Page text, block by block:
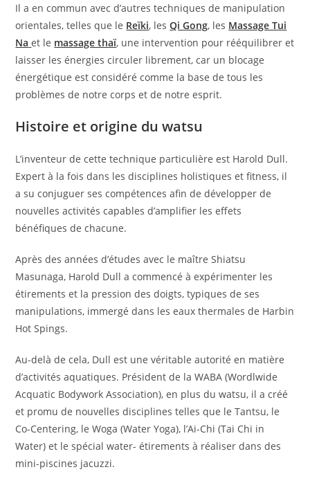
Il a en commun avec d’autres techniques de manipulation
orientales, telles que le Reïki, lesQi Gong, les Massage Tui
Na et le massage thaï, une intervention pour rééquilibrer et
laisser les énergies circuler librement, car un blocage
énergétique est considéré comme la base de tous les
problèmes de notre corps et de notre esprit.
Histoire et origine du watsu
L’inventeur de cette technique particulière est Harold Dull.
Expert à la fois dans les disciplines holistiques et fitness, il
a su conjuguer ses compétences afin de développer de
nouvelles activités capables d’amplifier les effets
bénéfiques de chacune.
Après des années d’études avec le maître Shiatsu
Masunaga, Harold Dull a commencé à expérimenter les
étirements et la pression des doigts, typiques de ses
manipulations, immergé dans les eaux thermales de Harbin
Hot Spings.
Au-delà de cela, Dull est une véritable autorité en matière
d’activités aquatiques. Président de la WABA (Wordlwide
Acquatic Bodywork Association), en plus du watsu, il a créé
et promu de nouvelles disciplines telles que le Tantsu, le
Co-Centering, le Woga (Water Yoga), l’Ai-Chi (Tai Chi in
Water) et le spécial water- étirements à réaliser dans des
mini-piscines jacuzzi.